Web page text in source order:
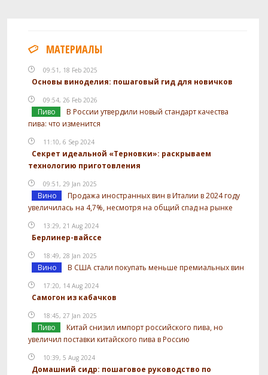
МАТЕРИАЛЫ
09:51, 18 Feb 2025
Основы виноделия: пошаговый гид для новичков
09:54, 26 Feb 2026
Пиво
В России утвердили новый стандарт качества
пива: что изменится
11:10, 6 Sep 2024
Секрет идеальной «Терновки»: раскрываем
технологию приготовления
09:51, 29 Jan 2025
Вино
Продажа иностранных вин в Италии в 2024 году
увеличилась на 4,7%, несмотря на общий спад на рынке
13:29, 21 Aug 2024
Берлинер-вайссе
18:49, 28 Jan 2025
Вино В США стали покупать меньше премиальных вин
17:20, 14 Aug 2024
Самогон из кабачков
18:45, 27 Jan 2025
Пиво
Китай снизил импорт российского пива, но
увеличил поставки китайского пива в Россию
10:39, 5 Aug 2024
Домашний сидр: пошаговое руководство по